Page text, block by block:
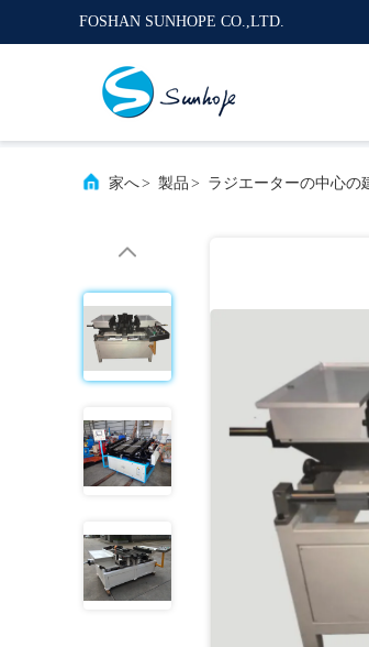
FOSHAN SUNHOPE CO.,LTD.
家へ> 製品 > ラジエーターの中心の